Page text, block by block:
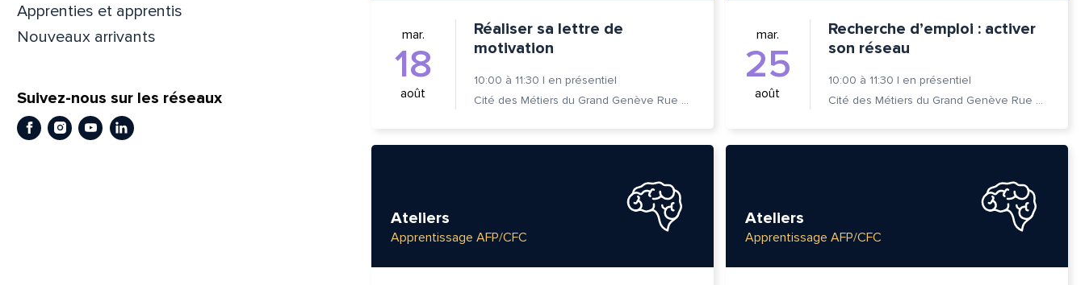
Apprenties et apprentis
Nouveaux arrivants
Suivez-nous sur les réseaux
Facebook
Instagram
YoutubeLinkedIn
mar.
18
août
Réaliser sa lettre de
motivation
10:00 à 11:30 | en présentiel
Cité des Métiers du Grand Genève Rue Prévost-Martin 6 1205 Genève
mar.
25
août
Recherche d’emploi : activer
son réseau
10:00 à 11:30 | en présentiel
Cité des Métiers du Grand Genève Rue Prévost-Martin 6 1205 Genève
Ateliers
Apprentissage AFP/CFC
Ateliers
Apprentissage AFP/CFC